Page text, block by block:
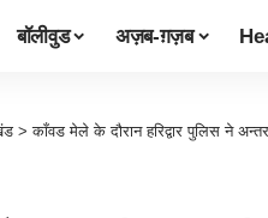
बॉलीवुड अज़ब-ग़ज़ब
>काँवड मेले के दौरान हरिद्वार पुलिस ने